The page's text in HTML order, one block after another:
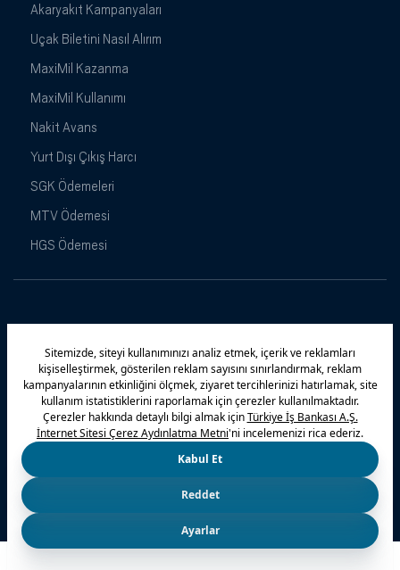
Akaryakıt Kampanyaları
Uçak Biletini Nasıl Alırım
MaxiMil Kazanma
MaxiMil Kullanımı
Nakit Avans
Yurt Dışı Çıkış Harcı
SGK Ödemeleri
MTV Ödemesi
HGS Ödemesi
© 2026 Türkiye İş Bankası A.Ş.
Maximiles Kampanyalar Yasal Uyarı Güvenlik
Gizlilik Politikamız Bilgi Toplumu Hizmetleri
Çerez Politikası Kişisel Verilerin Korunması